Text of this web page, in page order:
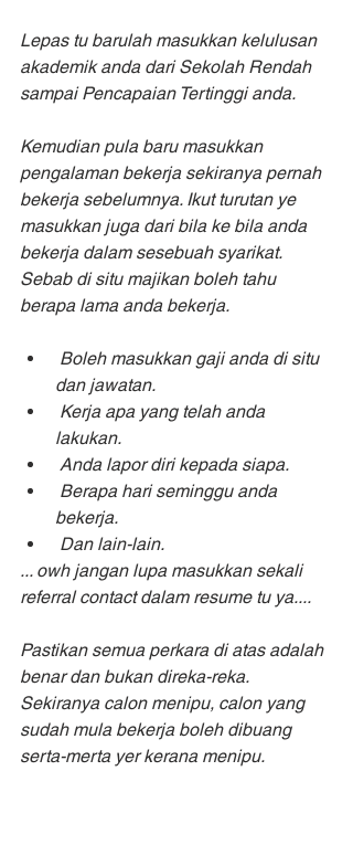
Lepas tu barulah masukkan kelulusan
akademik anda dari Sekolah Rendah
sampai Pencapaian Tertinggi anda.
Kemudian pula baru masukkan
pengalaman bekerja sekiranya pernah
bekerja sebelumnya. Ikut turutan ye
masukkan juga dari bila ke bila anda
bekerja dalam sesebuah syarikat.
Sebab di situ majikan boleh tahu
berapa lama anda bekerja.
dan jawatan.
lakukan.
Anda lapor diri kepada siapa.
bekerja.
Dan lain-lain.
... owh jangan lupa masukkan sekali
referral contact dalam resume tu ya....
Pastikan semua perkara di atas adalah
benar dan bukan direka-reka.
Sekiranya calon menipu, calon yang
sudah mula bekerja boleh dibuang
serta-merta yer kerana menipu.